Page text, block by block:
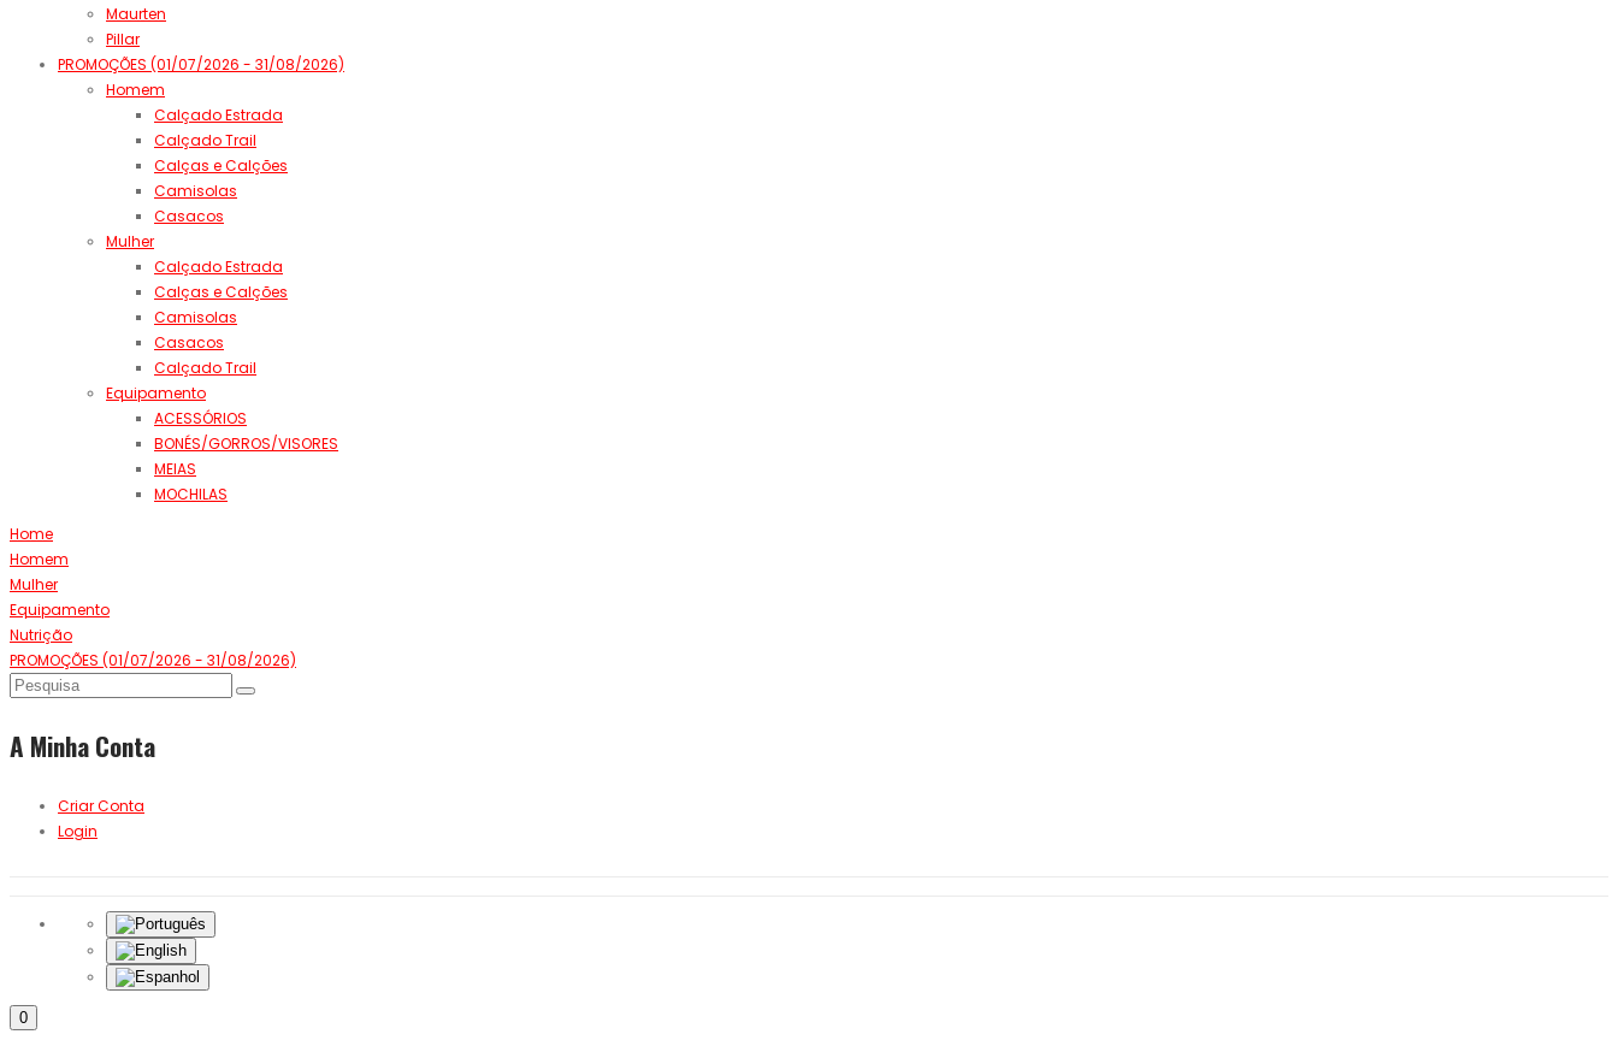
Maurten
Pillar
PROMOÇÕES (01/07/2026 - 31/08/2026)
Homem
Calçado Estrada
Calçado Trail
Calças e Calções
Camisolas
Casacos
Mulher
Calçado Estrada
Calças e Calções
Camisolas
Casacos
Calçado Trail
Equipamento
ACESSÓRIOS
BONÉS/GORROS/VISORES
MEIAS
MOCHILAS
Home
Homem
Mulher
Equipamento
Nutrição
PROMOÇÕES (01/07/2026 - 31/08/2026)
A Minha Conta
Criar Conta
Login
0